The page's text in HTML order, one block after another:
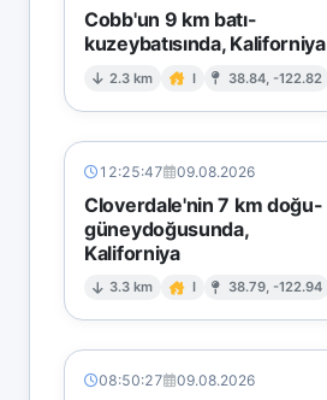
Cobb'un 9 km batı-
kuzeybatısında, Kaliforniya
2.3 km I 38.84, -122.82
12:25:47 09.08.2026
Cloverdale'nin 7 km doğu-
güneydoğusunda,
Kaliforniya
3.3 km I 38.79, -122.94
08:50:27 09.08.2026